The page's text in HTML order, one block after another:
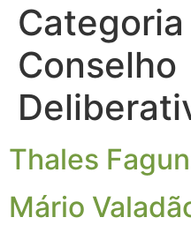
Conselho
Thales
Mário